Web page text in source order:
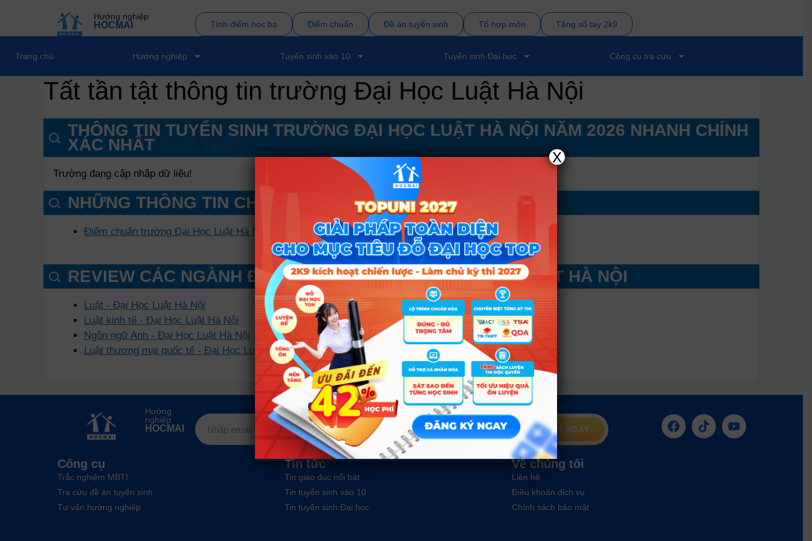
Hướng nghiệp
HOCMAI Tính điểm học bạ Điểm chuẩn Đề án tuyển sinh Tổ hợp môn Tặng sổ tay 2k9
Trang chủ Hướng nghiệp Tuyển sinh vào 10 Tuyển sinh Đại học Công cụ tra cứu
Tất tần tật thông tin trường Đại Học Luật Hà Nội
THÔNG TIN TUYỂN SINH TRƯỜNG ĐẠI HỌC LUẬT HÀ NỘI NĂM 2026 NHANH CHÍNH
XÁC NHẤT
Trường đang cập nhập dữ liệu!
NHỮNG THÔNG TIN CHI TIẾT VỀ TRƯỜNG XEM THÊM
Điểm chuẩn trường Đại Học Luật Hà Nội
REVIEW CÁC NGÀNH ĐÀO TẠO TẠI TRƯỜNG ĐẠI HỌC LUẬT HÀ NỘI
Luật - Đại Học Luật Hà Nội
Luật kinh tế - Đại Học Luật Hà Nội
Ngôn ngữ Anh - Đại Học Luật Hà Nội
Luật thương mại quốc tế - Đại Học Luật Hà Nội
Hướng
nghiệp
HOCMAI ĐĂNG KÝ NGAY
Công cụ
Trắc nghiệm MBTI
Tra cứu đề án tuyển sinh
Tư vấn hướng nghiệp
Tin tức
Tin giáo dục nổi bật
Tin tuyển sinh vào 10
Tin tuyển sinh Đại học
Về chúng tôi
Liên hệ
Điều khoản dịch vụ
Chính sách bảo mật
X